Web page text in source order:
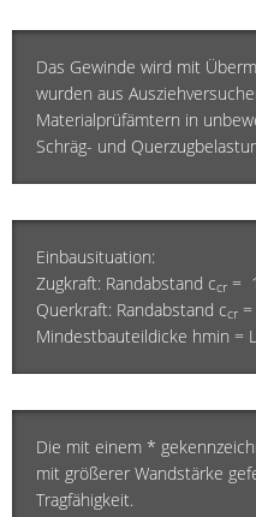
Das Gewinde wird mit
wurden aus
Materialprüfämtern in
Schräg- und
Einbausituation:
Zugkraft: Randabstand ccr =
Querkraft: Randabstand ccr =
Mindestbauteildicke hmin =
Die mit einem *
mit größerer Wandstärke
Tragfähigkeit.